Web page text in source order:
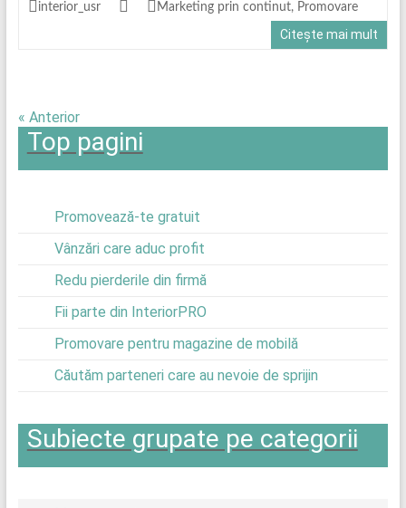
interior_usr Marketing prin continut, Promovare
Citește mai mult
« Anterior
Top pagini
Promovează-te gratuit
Vânzări care aduc profit
Redu pierderile din firmă
Fii parte din InteriorPRO
Promovare pentru magazine de mobilă
Căutăm parteneri care au nevoie de sprijin
Subiecte grupate pe categorii